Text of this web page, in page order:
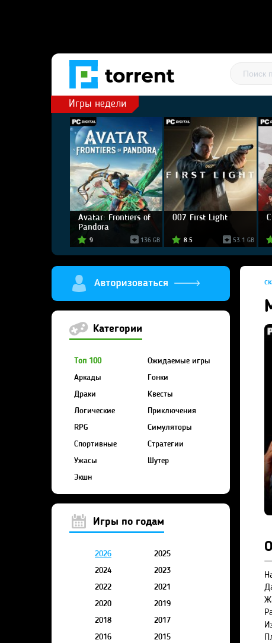
Игры недели
Avatar: Frontiers of
Pandora
9 136 GB
007 First Light
8.5 53.1 GB
Категории
Топ 100
Ожидаемые игры
Аркады
Гонки
Драки
Квесты
Логические
Приключения
RPG
Симуляторы
Спортивные
Стратегии
Ужасы
Шутер
Экшн
Игры по годам
2026
2025
2024
2023
2022
2021
2020
2019
2018
2017
2016
2015